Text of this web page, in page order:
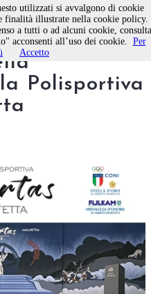
°
Polisportiva
utilizzati si avvalgono di cookie
finalità illustrate nella cookie policy.
a tutti o ad alcuni cookie, consulta
acconsenti all’uso dei cookie. Per
Accetto